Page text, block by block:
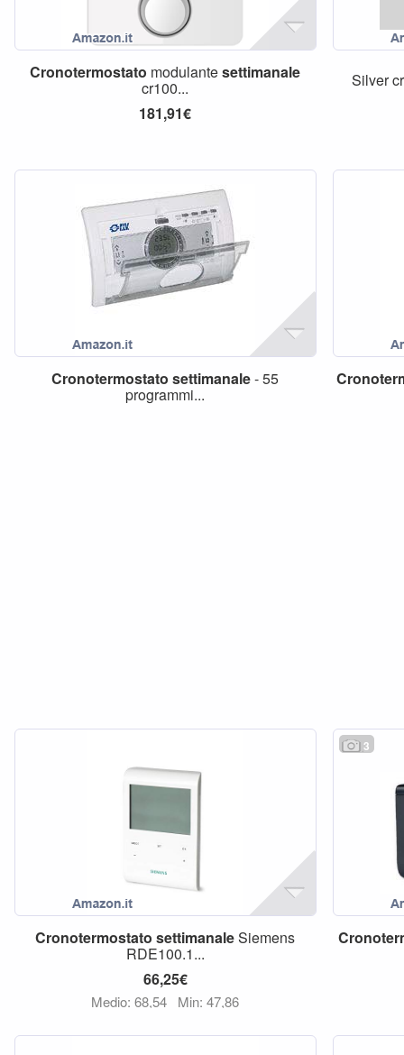
Cronotermostato modulantesettimanale
cr100...
181,91€
Silver
Cronotermostato settimanale- 55
programmi...
Cronotermostato settimanaleSiemens
RDE100.1...
66,25€
Medio: 68,54 Min: 47,86
3